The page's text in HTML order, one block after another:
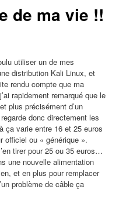
de ma vie !!
utiliser un de mes
distribution Kali Linux, et
rendu compte que ma
rapidement remarqué que le
plus précisément d’un
donc directement les
ça varie entre 16 et 25 euros
officiel ou « générique ».
tirer pour 25 ou 35 euros…
une nouvelle alimentation
et en plus pour remplacer
problème de câble ça